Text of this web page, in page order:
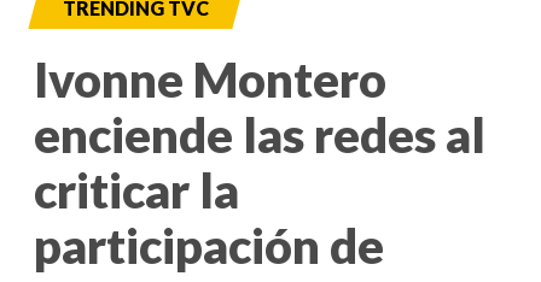
TRENDING TVC
Ivonne Montero
enciende las redes al
criticar la
participación de